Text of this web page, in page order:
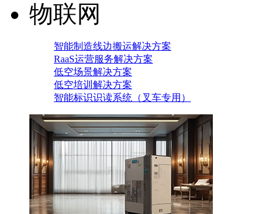
物联网
智能制造线边搬运解决方案
RaaS运营服务解决方案
低空场景解决方案
低空培训解决方案
智能标识识读系统（叉车专用）